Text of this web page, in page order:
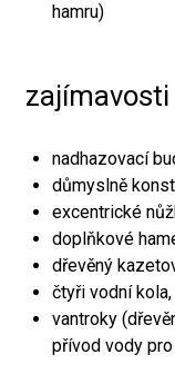
hamru)
nadhazovací
důmyslně
excentrické
doplňkové
dřevěný
čtyři vodní
vantroky
přívod vody